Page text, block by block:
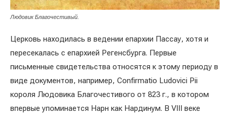
Людовик Благочестивый.
Церковь находилась в ведении епархии Пассау, хотя и
пересекалась с епархией Регенсбурга. Первые
письменные свидетельства относятся к этому периоду в
виде документов, например, Confirmatio Ludovici Pii
короля Людовика Благочестивого от 823 г., в котором
впервые упоминается Нарн как Нардинум. В VIII веке